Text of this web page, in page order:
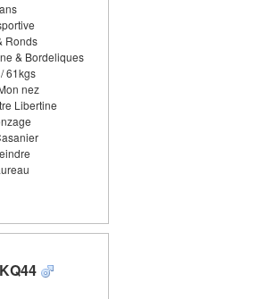
Ronds
& Bordeliques
61kgs
nez
Libertine